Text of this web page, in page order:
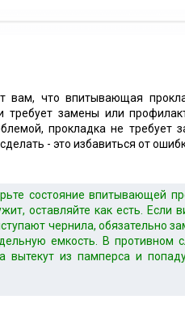
вам, что впитывающая
требует замены или
прокладка не
- это избавиться от
состояние впитывающей
оставляйте как есть. Если
чернила, обязательно
емкость. В противном
вытекут из памперса и